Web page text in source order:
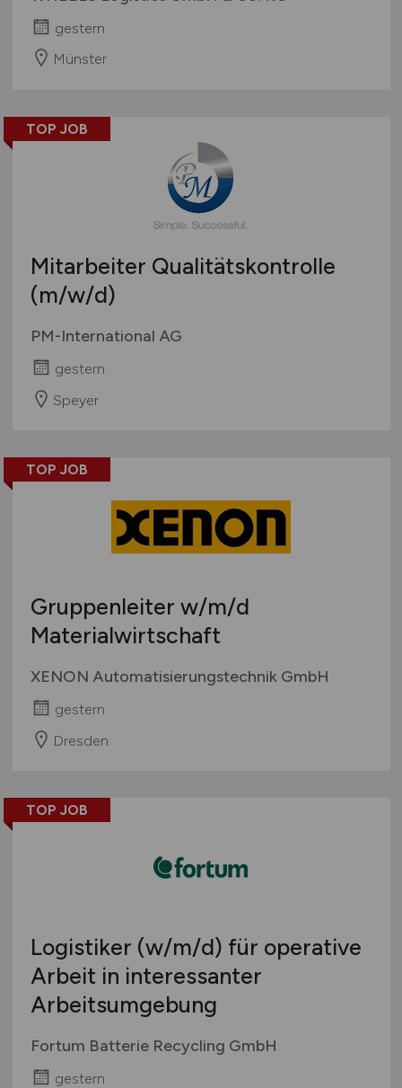
gestern
Münster
TOP JOB
Mitarbeiter Qualitätskontrolle
(m/w/d)
PM-International AG
gestern
Speyer
TOP JOB
Gruppenleiter w/m/d
Materialwirtschaft
XENON Automatisierungstechnik GmbH
gestern
Dresden
TOP JOB
Logistiker (w/m/d) für operative
Arbeit in interessanter
Arbeitsumgebung
Fortum Batterie Recycling GmbH
gestern